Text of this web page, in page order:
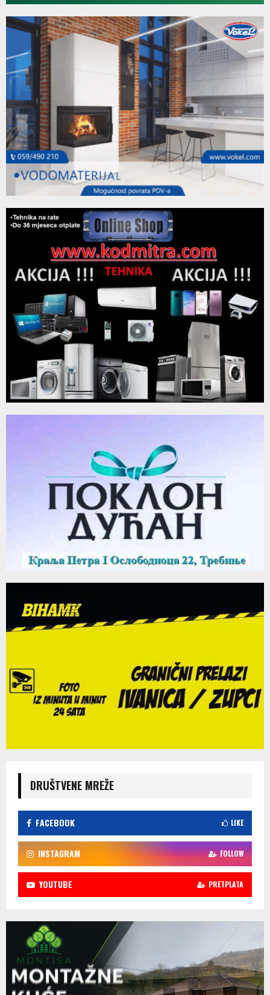
DRUŠTVENE MREŽE
FACEBOOK LIKE
INSTAGRAM FOLLOW
YOUTUBE PRETPLATA